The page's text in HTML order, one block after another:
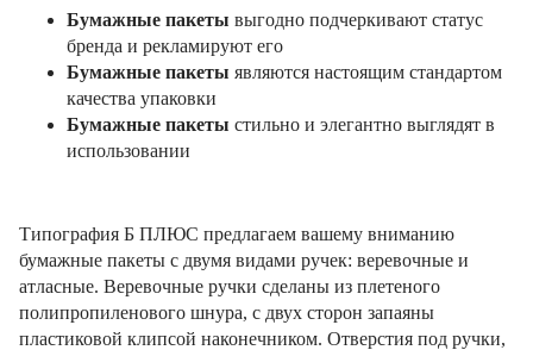
Бумажные пакеты выгодно подчеркивают статус
бренда и рекламируют его
Бумажные пакеты являются настоящим стандартом
качества упаковки
Бумажные пакеты стильно и элегантно выглядят в
использовании
Типография Б ПЛЮС предлагаем вашему вниманию
бумажные пакеты с двумя видами ручек: веревочные и
атласные. Веревочные ручки сделаны из плетеного
полипропиленового шнура, с двух сторон запаяны
пластиковой клипсой наконечником. Отверстия под ручки,